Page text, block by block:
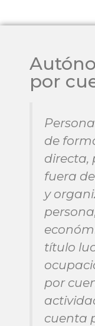
por
de
directa,
fuera
y
título
por
cuenta